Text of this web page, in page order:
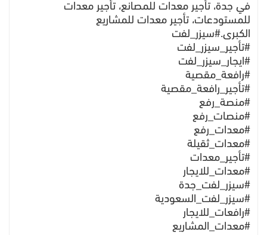
في جدة، تأجير معدات للمصانع، تأجير معدات
للمستودعات، تأجير معدات للمشاريع
الكبرى.#سيزر_لفت
#تأجير_سيزر_لفت
#ايجار_سيزر_لفت
#رافعة_مقصية
#تأجير_رافعة_مقصية
#منصة_رفع
#منصات_رفع
#معدات_رفع
#معدات_ثقيلة
#تأجير_معدات
#معدات_للايجار
#سيزر_لفت_جدة
#سيزر_لفت_السعودية
#رافعات_للايجار
#معدات_المشاريع